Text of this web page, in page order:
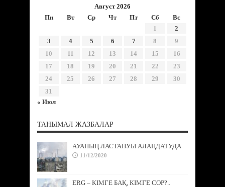
Август 2026
Пн
Вт Ср Чт Пт Сб
Вс
1
2
3
4 5 6 7 8
9
10
11 12 13 14 15
16
17
18 19 20 21 22
23
24
25 26 27 28 29
30
31
« Июл
ТАНЫМАЛ ЖАЗБАЛАР
АУАНЫҢ ЛАСТАНУЫ АЛАҢДАТУДА
11/12/2020
ERG – КІМГЕ БАҚ, КІМГЕ СОР?..